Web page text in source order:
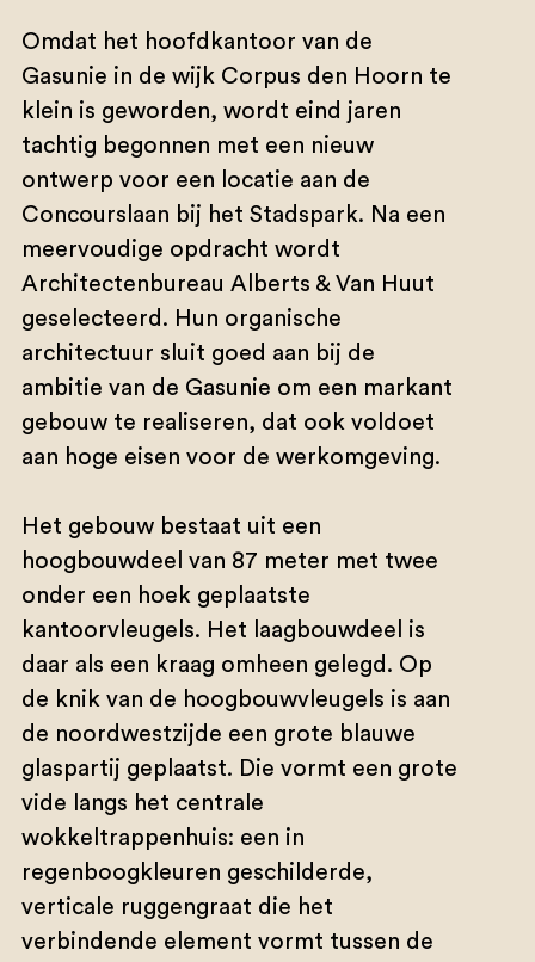
Omdat het hoofdkantoor van de
Gasunie in de wijk Corpus den Hoorn te
klein is geworden, wordt eind jaren
tachtig begonnen met een nieuw
ontwerp voor een locatie aan de
Concourslaan bij het Stadspark. Na een
meervoudige opdracht wordt
Architectenbureau Alberts & Van Huut
geselecteerd. Hun organische
architectuur sluit goed aan bij de
ambitie van de Gasunie om een markant
gebouw te realiseren, dat ook voldoet
aan hoge eisen voor de werkomgeving.
Het gebouw bestaat uit een
hoogbouwdeel van 87 meter met twee
onder een hoek geplaatste
kantoorvleugels. Het laagbouwdeel is
daar als een kraag omheen gelegd. Op
de knik van de hoogbouwvleugels is aan
de noordwestzijde een grote blauwe
glaspartij geplaatst. Die vormt een grote
vide langs het centrale
wokkeltrappenhuis: een in
regenboogkleuren geschilderde,
verticale ruggengraat die het
verbindende element vormt tussen de